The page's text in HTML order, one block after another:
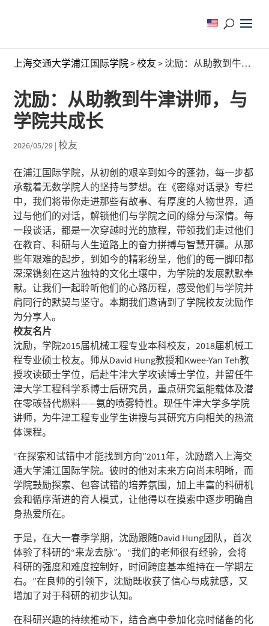
上海交通大学浦江国际学院>校友 > 沈励：从助教到牛津讲师，与学院共成长
沈励：从助教到牛津讲师，与
学院共成长
2026/05/29 |校友
在浦江国际学院，从初创的艰辛到如今的蓬勃，每一步都
承载着无数学院人的坚持与梦想。在《密缘对话录》专栏
中，我们将带你走进那些有故事、有厚度的人物世界，通
过与他们的对话，解锁他们与学院之间的缘分与深情。每
一段谈话，都是一次穿越时光的旅程，带领我们走过他们
在教育、科研与人生道路上的奋力拼搏与智慧开疆。从那
些年艰难的起步，到如今的精彩纷呈，他们的每一脚印都
深深镌刻在这片独特的文化土壤中，为学院的发展默默奉
献。让我们一起聆听他们的心路历程，感受他们与学院并
肩同行的默契与坚守。本期我们邀请到了学院校友沈励作
为分享人。
校友名片
沈励，学院2015届机械工程专业本科校友，2018届机械工
程专业硕士校友。师从David Hung教授和Kwee-Yan Teh教
授攻读硕士学位，后赴牛津大学攻读博士学位，并留任牛
津大学工程科学系博士后研究员，重点研究氢能载体及潜
在零碳替代燃料——氨的喷雾特性。现任牛津大学多学院
讲师，为牛津工程专业学生讲授与其研究方向相关的热流
体课程。
“在探索和试错中才能找到方向”2011年，沈励踏入上海交
通大学浦江国际学院。彼时的他对未来方向尚未明晰，而
学院鼓励探索、包容试错的培养氛围，加上丰富的科研机
会和循序渐进的育人模式，让他得以在摸索中逐步明确自
身热爱所在。
于是，在大一春季学期，沈励跟随David Hung团队，首次
体验了科研的“来龙去脉”。“我们的老师很有经验，会将
科研的强度和难度控制好，时间跨度基本维持在一学期左
右。”在良师的引领下，沈励既收获了信心与成就感，又
增加了对于科研的初步认知。
在科研兴趣的持续推动下，结合高中参加化竞时储备的化